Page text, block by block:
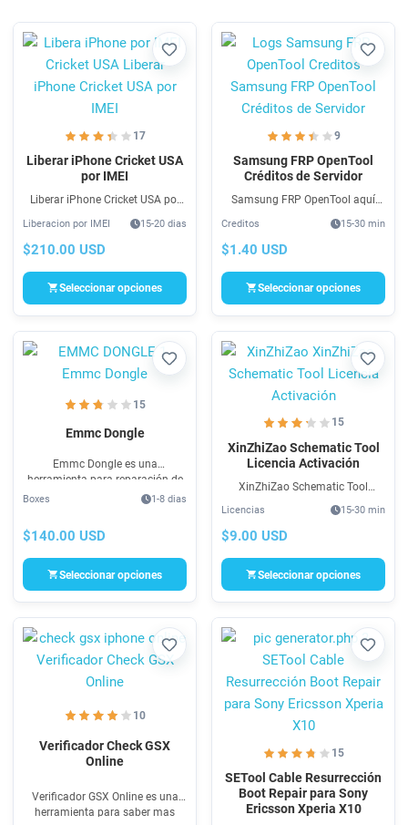
Favorito
17
Liberar iPhone Cricket USA
por IMEI
Liberar iPhone Cricket USA por
económico y bastante fácil que
le ayuda a Liberar iPhone Cricket
Liberacion por IMEI 15-20 dias
$210.00 USD
Seleccionar opciones
9
Samsung FRP OpenTool
Créditos de Servidor
Samsung FRP OpenTool aquí
uso del programa y servidor de
Samsung FRP OpenTool.
eliminación de FRP de teléfonos
Samsung.
Creditos 15-30 min
$1.40 USD
Seleccionar opciones
Favorito
15
Emmc Dongle
Emmc Dongle es una
herramienta para reparación de
smartphones a nivel hardware,
HTC, etc. Compra EMMC
DONGLE 100% en stock seguro.
Puedes pagar fácil en linea con
Tarjeta, Mercado Pago, Paypal o
en efectivo en OXXO, Banamex,
Western Union o Money Gram.
Boxes 1-8 dias
$140.00 USD
Seleccionar opciones
15
XinZhiZao Schematic Tool
Licencia Activación
XinZhiZao Schematic Tool
Sistema de consultas &
esquemas de mantenimiento de
computadoras; XinZhiZao online
Licencias 15-30 min
$9.00 USD
Seleccionar opciones
Favorito
10
Verificador Check GSX
Online
Verificador GSX Online es una
herramienta para saber mas
15
SETool Cable Resurrección
Boot Repair para Sony
Ericsson Xperia X10